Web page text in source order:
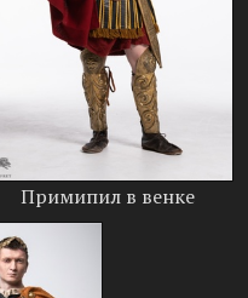
Примипил в венке